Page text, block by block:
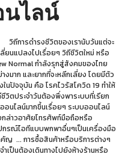
ไลน์
วิถีการดำรงชีวิตของเรานับวันแต่จะ
ยนแปลงไปเรื่อยๆ วิถีชีวิตใหม่ หรือ
Normal กำลังรุกสู่สังคมของไทย
งมาก และยากที่จะหลีกเลี่ยง โดยมีตัว
ในปัจจุบัน คือ โรคไวรัสโควิด 19 ทำให้
วิตประจำวันต้องพึ่งพาระบบที่เรียก
อนไลน์มากขึ้นเรื่อยๆ ระบบออนไลน์
ล่าวอาศัยโทรศัพท์มือถือหรือ
รณ์ไอทีแบบพกพาอื่นๆเป็นเครื่องมือ
ญ ... การซื้อสินค้าหรือบริการต่างๆ
ำเป็นต้องเดินทางไปยังห้างร้านหรือ